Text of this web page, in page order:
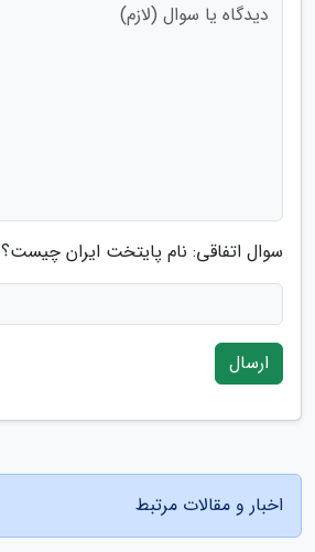
سوال اتفاقی: نام پایتخت ایران چیست؟
ارسال
اخبار و مقالات مرتبط